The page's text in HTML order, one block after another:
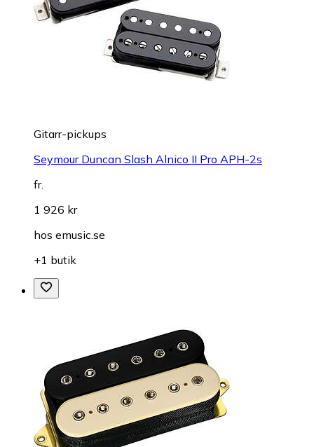
Gitarr-pickups
Seymour Duncan Slash Alnico II Pro APH-2s
fr.
1 926 kr
hos emusic.se
+1 butik